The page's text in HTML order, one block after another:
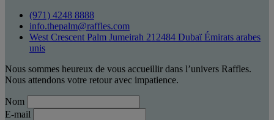
(971) 4248 8888
info.thepalm@raffles.com
West Crescent Palm Jumeirah 212484 Dubaï Émirats arabes
unis
Nous sommes heureux de vous accueillir dans l’univers Raffles.
Nous attendons votre retour avec impatience.
Nom
E-mail